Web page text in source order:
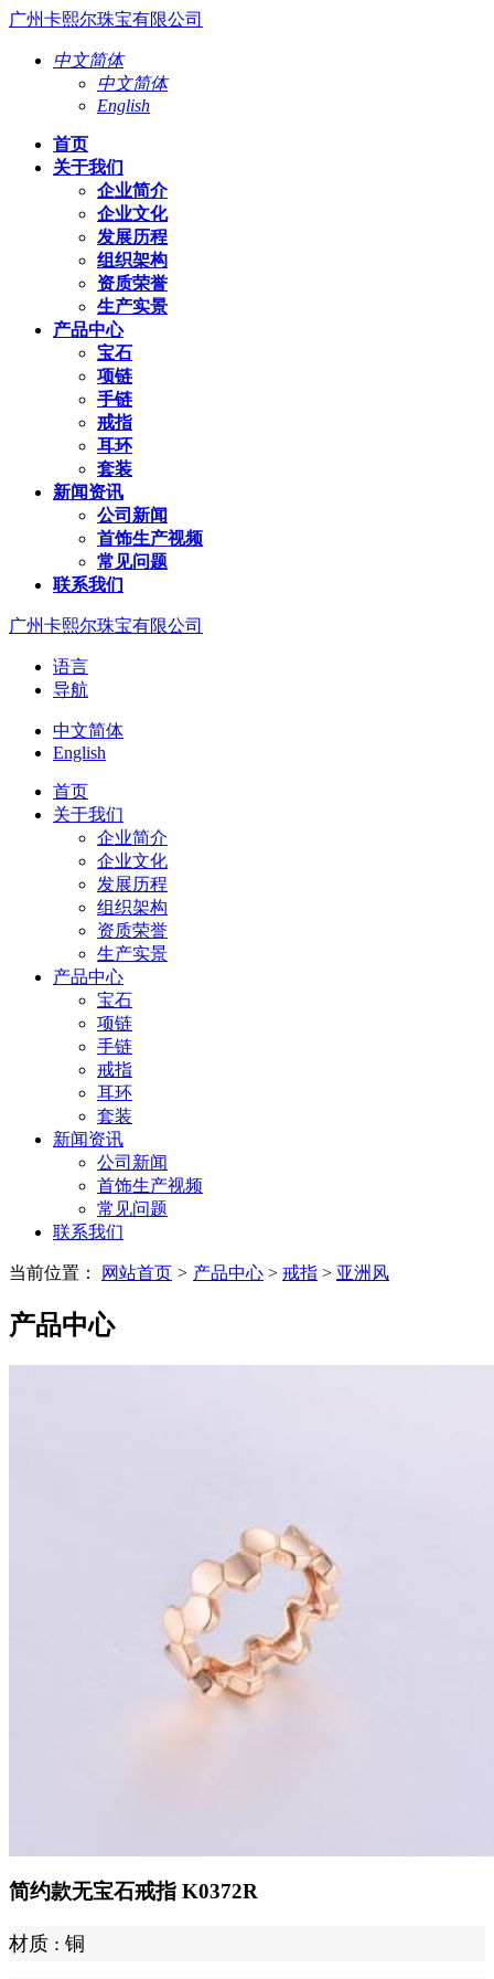
广州卡熙尔珠宝有限公司
中文简体
中文简体
English
首页
关于我们
企业简介
企业文化
发展历程
组织架构
资质荣誉
生产实景
产品中心
宝石
项链
手链
戒指
耳环
套装
新闻资讯
公司新闻
首饰生产视频
常见问题
联系我们
广州卡熙尔珠宝有限公司
语言
导航
中文简体
English
首页
关于我们
企业简介
企业文化
发展历程
组织架构
资质荣誉
生产实景
产品中心
宝石
项链
手链
戒指
耳环
套装
新闻资讯
公司新闻
首饰生产视频
常见问题
联系我们
当前位置： 网站首页 > 产品中心 > 戒指 > 亚洲风
产品中心
简约款无宝石戒指 K0372R
材质 : 铜